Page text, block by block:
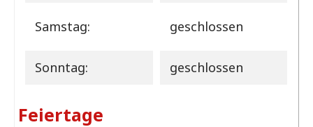
Samstag: geschlossen
Sonntag: geschlossen
Feiertage